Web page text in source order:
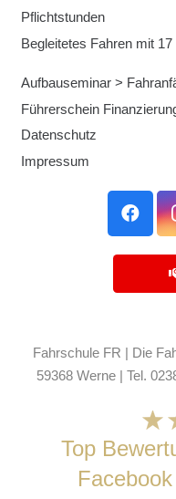
Pflichtstunden
Begleitetes Fahren mit 17
Aufbauseminar >
Führerschein
Datenschutz
Impressum
Fahrschule FR | Die
59368 Werne | Tel.
Top